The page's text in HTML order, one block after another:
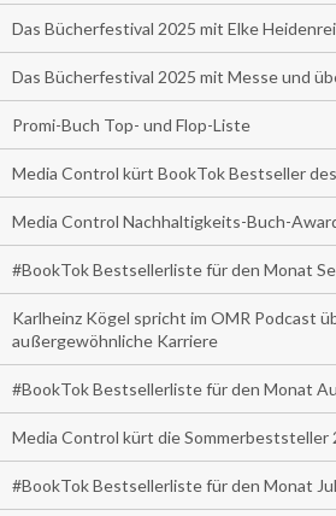
Das Bücherfestival 2025 mit Elke
Das Bücherfestival 2025 mit Messe und
Promi-Buch Top- und Flop-Liste
Media Control kürt BookTok Bestseller
Media Control Nachhaltigkeits-Buch-
#BookTok Bestsellerliste für den Monat
Karlheinz Kögel spricht im OMR Podcast
außergewöhnliche Karriere
#BookTok Bestsellerliste für den Monat
Media Control kürt die Sommerbeststeller
#BookTok Bestsellerliste für den Monat